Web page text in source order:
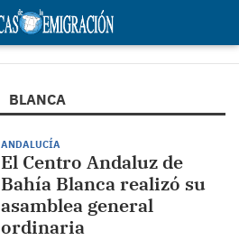
BLANCA
ANDALUCÍA
El Centro Andaluz de
Bahía Blanca realizó su
asamblea general
ordinaria